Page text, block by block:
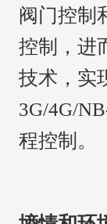
阀门控制
控制，进
技术，实
3G/4G/
程控制。